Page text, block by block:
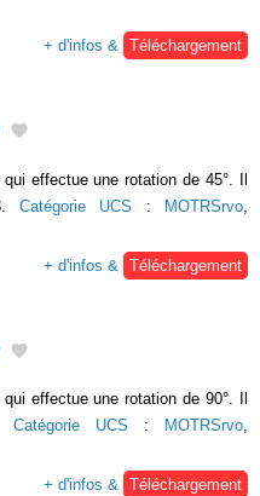
+ d'infos & Téléchargement
effectue une rotation de 45°. Il
Catégorie UCS : MOTRSrvo
+ d'infos &
Téléchargement
effectue une rotation de 90°. Il
Catégorie UCS : MOTRSrvo,
+ d'infos & Téléchargement